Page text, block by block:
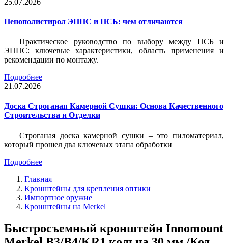
Пенополистирол ЭППС и ПСБ: чем отличаются
Практическое руководство по выбору между ПСБ и
ЭППС: ключевые характеристики, область применения и
рекомендации по монтажу.
Подробнее
21.07.2026
Доска Строганая Камерной Сушки: Основа Качественного
Строительства и Отделки
Строганая доска камерной сушки – это пиломатериал,
который прошел два ключевых этапа обработки
Подробнее
Главная
Кронштейны для крепления оптики
Импортное оружие
Кронштейны на Merkel
Быстросъемный кронштейн Innomount